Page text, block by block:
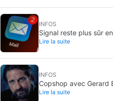
INFOS
Signal reste plus sûr
Mail sans chiffrement
Lire la suite
INFOS
Copshop avec Gerard
Lire la suite